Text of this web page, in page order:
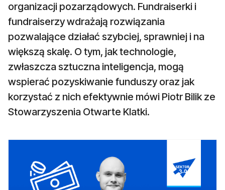
organizacji pozarządowych. Fundraiserki i
fundraiserzy wdrażają rozwiązania
pozwalające działać szybciej, sprawniej i na
większą skalę. O tym, jak technologie,
zwłaszcza sztuczna inteligencja, mogą
wspierać pozyskiwanie funduszy oraz jak
korzystać z nich efektywnie mówi Piotr Bilik ze
Stowarzyszenia Otwarte Klatki.